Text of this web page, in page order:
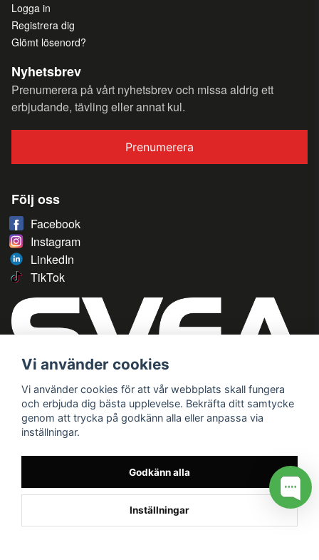
Logga in
Registrera dig
Glömt lösenord?
Nyhetsbrev
Prenumerera på vårt nyhetsbrev och missa aldrig ett
erbjudande, tävling eller annat kul.
Prenumerera
Följ oss
Facebook
Instagram
LinkedIn
TikTok
Vi använder cookies
Vi använder cookies för att vår webbplats skall fungera
och erbjuda dig bästa upplevelse. Bekräfta ditt samtycke
genom att trycka på godkänn alla eller anpassa via
inställningar.
Godkänn alla
Inställningar